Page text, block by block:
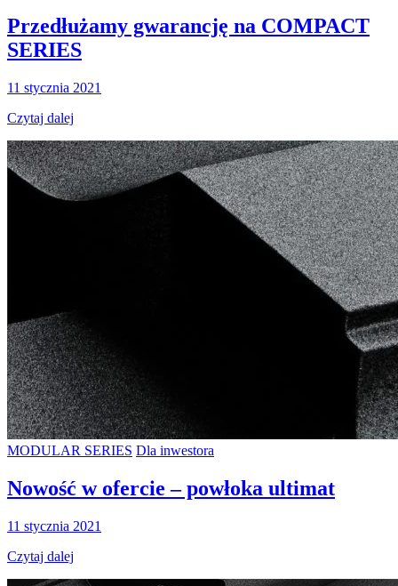
Przedłużamy gwarancję na COMPACT
SERIES
11 stycznia 2021
Czytaj dalej
MODULAR SERIES Dla inwestora
Nowość w ofercie – powłoka ultimat
11 stycznia 2021
Czytaj dalej